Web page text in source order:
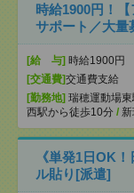
時給1900円！
サポート／大量
[給 与] 時給1900円
[交通費]交通費支給
[勤務地] 瑞穂運動場
西駅から徒歩10分 /
《単発1日OK
ル貼り[派遣]